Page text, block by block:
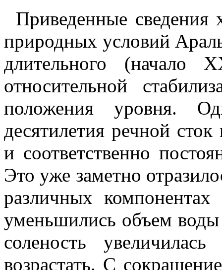
Приведенные сведения
природных условий
длительного
относительной
положения уровня.
десятилетия речной
и соответственно
Это уже заметно
различных
уменьшились объем
соленость
возрастать. С